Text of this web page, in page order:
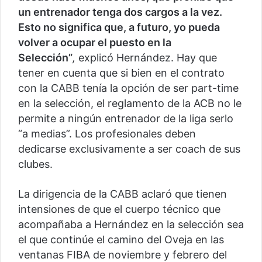
un entrenador tenga dos cargos a la vez.
Esto no significa que, a futuro, yo pueda
volver a ocupar el puesto en la
Selección”, explicó Hernández. Hay que
tener en cuenta que si bien en el contrato
con la CABB tenía la opción de ser part-time
en la selección, el reglamento de la ACB no le
permite a ningún entrenador de la liga serlo
“a medias”. Los profesionales deben
dedicarse exclusivamente a ser coach de sus
clubes.
La dirigencia de la CABB aclaró que tienen
intensiones de que el cuerpo técnico que
acompañaba a Hernández en la selección sea
el que continúe el camino del Oveja en las
ventanas FIBA de noviembre y febrero del